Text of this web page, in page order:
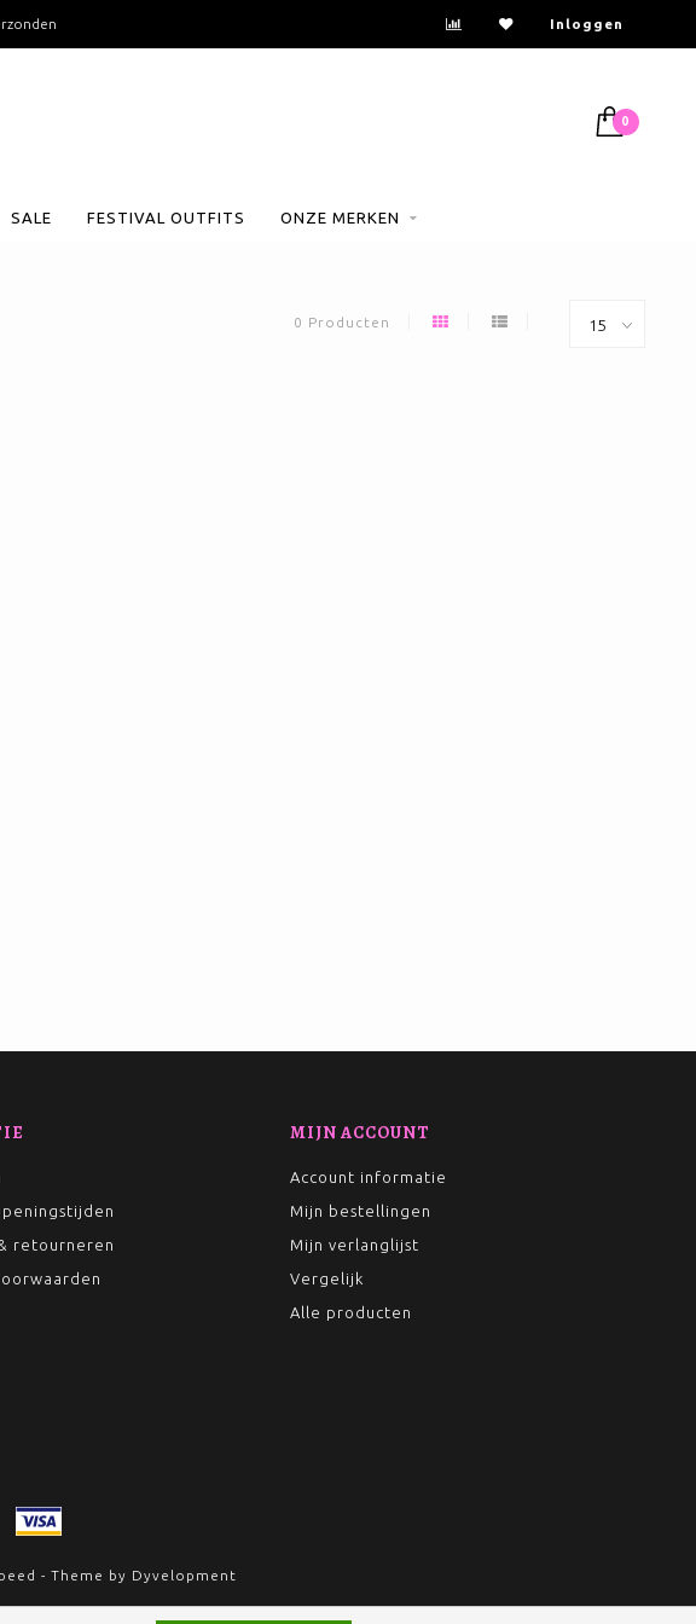
Inloggen
0
SALE FESTIVAL OUTFITS ONZE MERKEN
0 Producten
retourneren
MIJN ACCOUNT
Account informatie
Mijn bestellingen
Mijn verlanglijst
Vergelijk
Alle producten
- Theme by Dyvelopment